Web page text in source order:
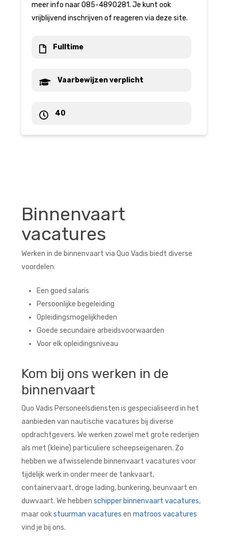
meer info naar 085-4890281. Je kunt ook
vrijblijvend inschrijven of reageren via deze site.
Fulltime
Vaarbewijzen verplicht
40
Binnenvaart
vacatures
Werken in de binnenvaart via Quo Vadis biedt diverse
voordelen:
Een goed salaris
Persoonlijke begeleiding
Opleidingsmogelijkheden
Goede secundaire arbeidsvoorwaarden
Voor elk opleidingsniveau
Kom bij ons werken in de
binnenvaart
Quo Vadis Personeelsdiensten is gespecialiseerd in het
aanbieden van nautische vacatures bij diverse
opdrachtgevers. We werken zowel met grote rederijen
als met (kleine) particuliere scheepseigenaren. Zo
hebben we afwisselende binnenvaart vacatures voor
tijdelijk werk in onder meer de tankvaart,
containervaart, droge lading, bunkering, beunvaart en
duwvaart. We hebben schipper binnenvaart vacatures,
maar ookstuurman vacatures en matroos vacatures
vind je bij ons.